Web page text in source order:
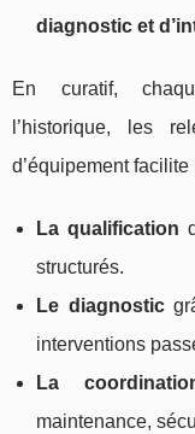
diagnostic et
En curatif,
l’historique, les
d’équipement facilite
La qualification
structurés.
Le diagnostic
interventions
La
maintenance,